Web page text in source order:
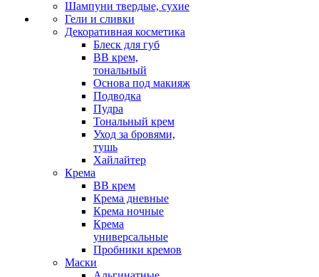
Шампуни твердые, сухие
Гели и сливки
Декоративная косметика
Блеск для губ
ВВ крем,
тональный
Основа под макияж
Подводка
Пудра
Тональный крем
Уход за бровями,
тушь
Хайлайтер
Крема
ВВ крем
Крема дневные
Крема ночные
Крема
универсальные
Пробники кремов
Маски